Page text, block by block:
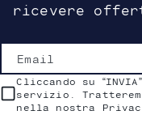
ricevere
Email
Cliccando su
servizio.
nella nostra